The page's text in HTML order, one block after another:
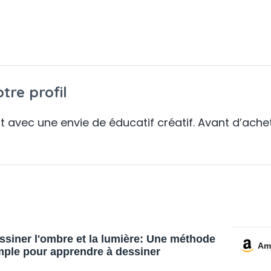
profil
une envie de éducatif créatif. Avant
l'ombre et la lumière: Une méthode
pour apprendre à dessiner